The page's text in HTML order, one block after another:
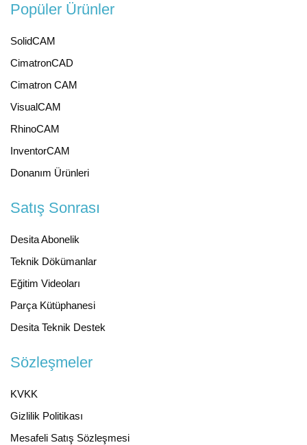
Popüler Ürünler
SolidCAM
CimatronCAD
Cimatron CAM
VisualCAM
RhinoCAM
InventorCAM
Donanım Ürünleri
Satış Sonrası
Desita Abonelik
Teknik Dökümanlar
Eğitim Videoları
Parça Kütüphanesi
Desita Teknik Destek
Sözleşmeler
KVKK
Gizlilik Politikası
Mesafeli Satış Sözleşmesi